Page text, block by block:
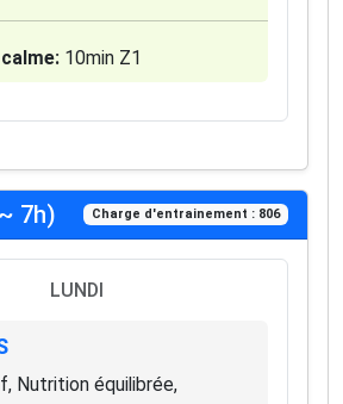
10min Z1
7h) Charge d'entrainement : 806
LUNDI
Nutrition équilibrée,